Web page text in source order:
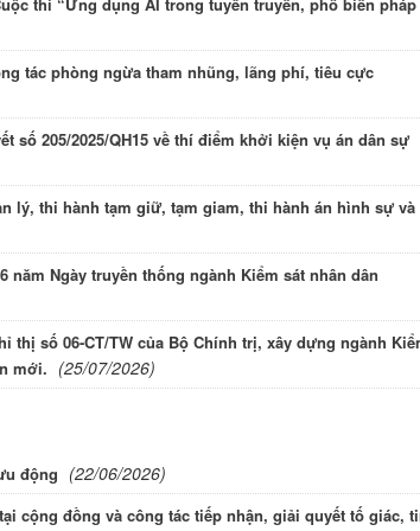
thi “Ứng dụng AI trong tuyên truyền, phổ biến pháp
tác phòng ngừa tham nhũng, lãng phí, tiêu cực
số 205/2025/QH15 về thí điểm khởi kiện vụ án dân sự
lý, thi hành tạm giữ, tạm giam, thi hành án hình sự và
Ngày truyền thống ngành Kiểm sát nhân dân
số 06-CT/TW của Bộ Chính trị, xây dựng ngành
mới. (25/07/2026)
động (22/06/2026)
cộng đồng và công tác tiếp nhận, giải quyết tố giác,